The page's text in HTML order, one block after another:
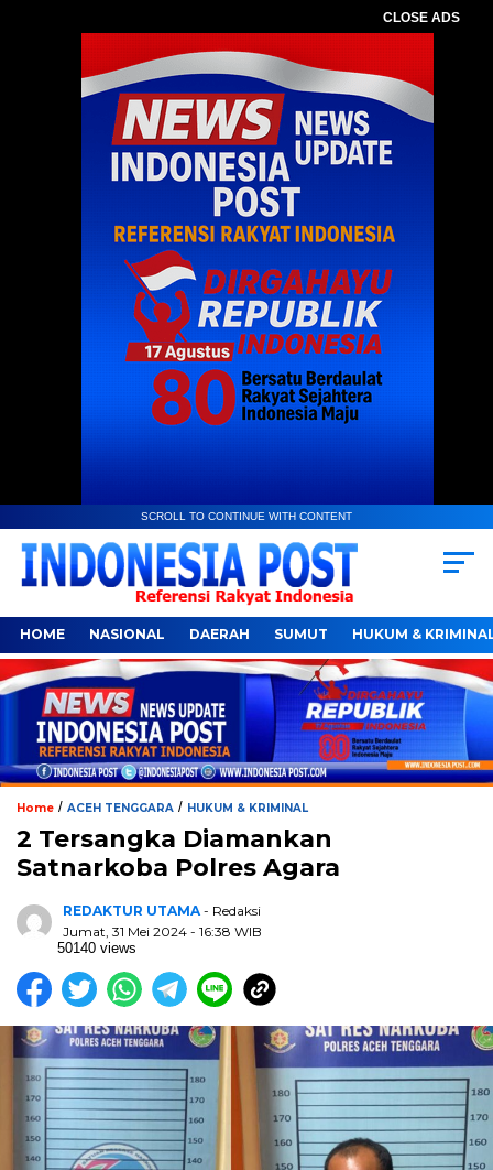
CLOSE ADS
SCROLL TO CONTINUE WITH CONTENT
HOME NASIONAL DAERAH SUMUT HUKUM &
Home / ACEH TENGGARA / HUKUM & KRIMINAL
2 Tersangka Diamankan
Satnarkoba Polres Agara
REDAKTUR UTAMA - Redaksi
Jumat, 31 Mei 2024 - 16:38 WIB
50140 views